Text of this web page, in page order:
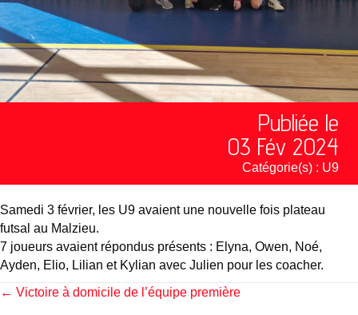
Publiée le
03 Fév 2024
Catégorie(s) : U9
Samedi 3 février, les U9 avaient une nouvelle fois plateau
futsal au Malzieu.
7 joueurs avaient répondus présents : Elyna, Owen, Noé,
Ayden, Elio, Lilian et Kylian avec Julien pour les coacher.
Posts
← Victoire à domicile de l’équipe première